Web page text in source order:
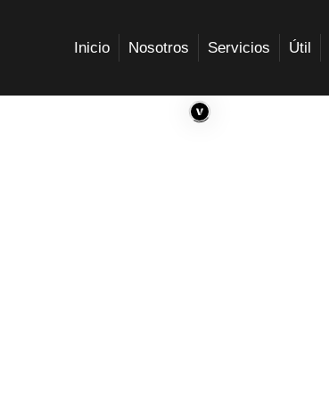
Inicio Nosotros Servicios Útil